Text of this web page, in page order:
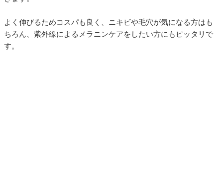
よく伸びるためコスパも良く、ニキビや毛穴が気になる方はも
ちろん、紫外線によるメラニンケアをしたい方にもピッタリで
す。